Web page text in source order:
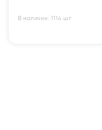
В наличии: 1114 шт